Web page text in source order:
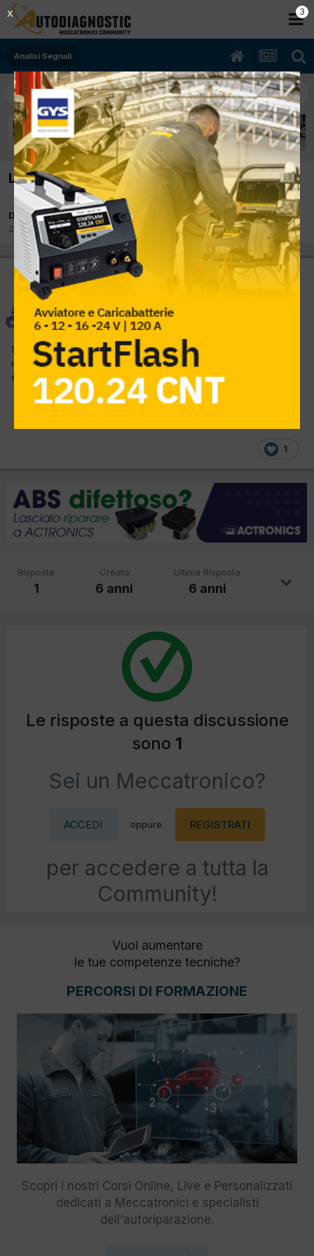
Analisi Segnali
Lancia Lybra 839A7000 sincronia giri e fase
Da peppino mibtel
20 Ottobre 2019inAnalisi Segnali
Moderatore
peppino mibtel
Inviato20 Ottobre 2019
Saluti a tutti, Lancia Lybra motore a bz 839A700 1747 cc 96 kw
imm 2003 con 145000 km ma appena "distribuita" : Chessygrin :
sincronia giri e fase...... (continua)
1
Risposte
1
Creato
6 anni
Ultima Risposta
6 anni
Le risposte a questa discussione
sono 1
Sei un Meccatronico?
ACCEDI oppure REGISTRATI
per accedere a tutta la
Community!
Vuoi aumentare
le tue competenze tecniche?
PERCORSI DI FORMAZIONE
Scopri i nostri Corsi Online, Live e Personalizzati
dedicati a Meccatronici e specialisti
dell'autoriparazione.
2
X